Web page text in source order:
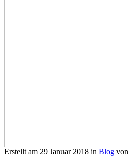
Erstellt am 29 Januar 2018 in Blog von